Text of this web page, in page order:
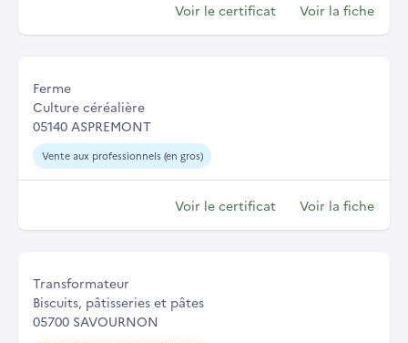
Voir le certificat Voir la fiche
Ferme
Culture céréalière
05140 ASPREMONT
Vente aux professionnels (en gros)
Voir le certificat Voir la fiche
Transformateur
Biscuits, pâtisseries et pâtes
05700 SAVOURNON